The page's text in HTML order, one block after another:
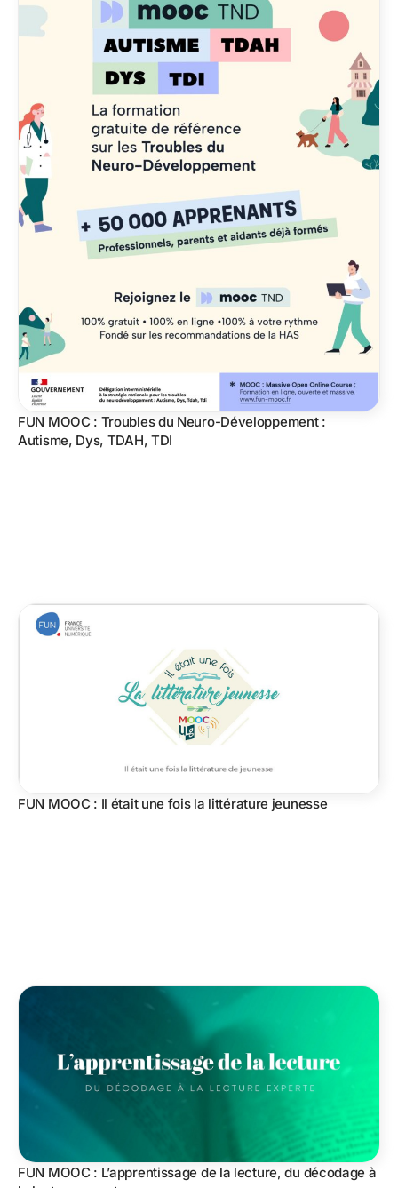
FUN MOOC : Troubles du Neuro-Développement :
Autisme, Dys, TDAH, TDI
FUN MOOC : Il était une fois la littérature jeunesse
FUN MOOC : L’apprentissage de la lecture, du décodage à